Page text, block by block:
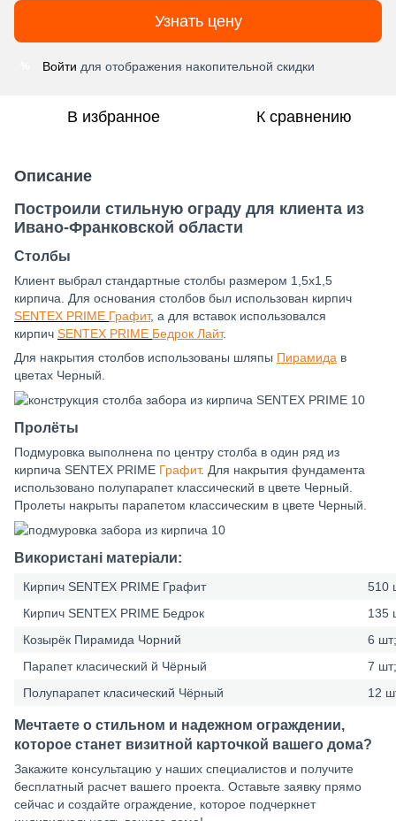
Узнать цену
Войти для отображения накопительной скидки
В избранное К сравнению
Описание
Построили стильную ограду для клиента из
Ивано-Франковской области
Столбы
Клиент выбрал стандартные столбы размером 1,5х1,5
кирпича. Для основания столбов был использован кирпич
SENTEX PRIME Графит, а для вставок использовался
кирпич SENTEX PRIME Бедрок Лайт.
Для накрытия столбов использованы шляпы Пирамида в
цветах Черный.
Пролёты
Подмуровка выполнена по центру столба в один ряд из
кирпича SENTEX PRIME Графит. Для накрытия фундамента
использовано полупарапет классический в цвете Черный.
Пролеты накрыты парапетом классическим в цвете Черный.
Використані матеріали:
Кирпич SENTEX PRIME Графит
510
Кирпич SENTEX PRIME Бедрок
135
Козырёк Пирамида Чорний
6 шт;
Парапет класический й Чёрный
7 шт;
Полупарапет класический Чёрный
12
Мечтаете о стильном и надежном ограждении,
которое станет визитной карточкой вашего дома?
Закажите консультацию у наших специалистов и получите
бесплатный расчет вашего проекта. Оставьте заявку прямо
сейчас и создайте ограждение, которое подчеркнет